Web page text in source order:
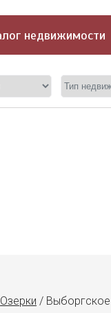
недвижимости
Озерки /